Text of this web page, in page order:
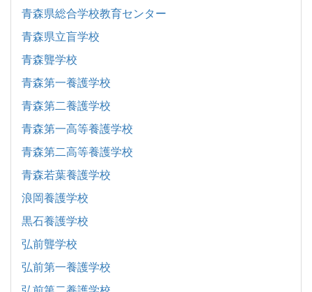
青森県総合学校教育センター
青森県立盲学校
青森聾学校
青森第一養護学校
青森第二養護学校
青森第一高等養護学校
青森第二高等養護学校
青森若葉養護学校
浪岡養護学校
黒石養護学校
弘前聾学校
弘前第一養護学校